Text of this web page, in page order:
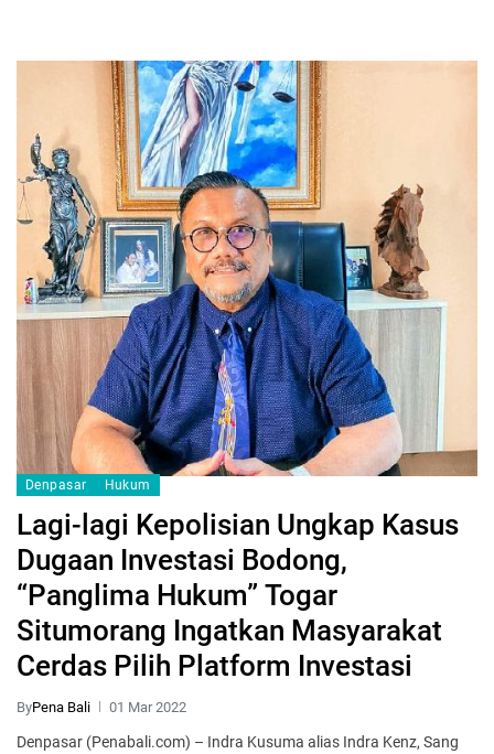
Denpasar Hukum
Lagi-lagi Kepolisian Ungkap Kasus
Dugaan Investasi Bodong,
“Panglima Hukum” Togar
Situmorang Ingatkan Masyarakat
Cerdas Pilih Platform Investasi
ByPena Bali 01 Mar 2022
Denpasar (Penabali.com) – Indra Kusuma alias Indra Kenz, Sang